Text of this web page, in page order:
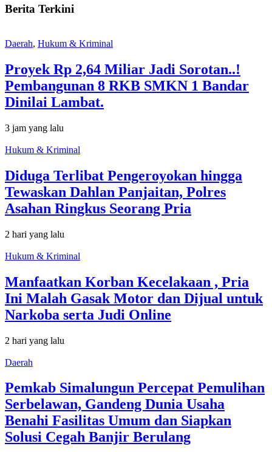
Berita Terkini
Daerah, Hukum & Kriminal
Proyek Rp 2,64 Miliar Jadi Sorotan..!
Pembangunan 8 RKB SMKN 1 Bandar
Dinilai Lambat.
3 jam yang lalu
Hukum & Kriminal
Diduga Terlibat Pengeroyokan hingga
Tewaskan Dahlan Panjaitan, Polres
Asahan Ringkus Seorang Pria
2 hari yang lalu
Hukum & Kriminal
Manfaatkan Korban Kecelakaan , Pria
Ini Malah Gasak Motor dan Dijual untuk
Narkoba serta Judi Online
2 hari yang lalu
Daerah
Pemkab Simalungun Percepat Pemulihan
Serbelawan, Gandeng Dunia Usaha
Benahi Fasilitas Umum dan Siapkan
Solusi Cegah Banjir Berulang